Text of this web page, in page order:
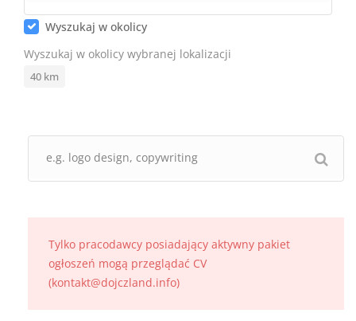
Wyszukaj w okolicy
Wyszukaj w okolicy wybranej lokalizacji
40 km
Tylko pracodawcy posiadający aktywny pakiet
ogłoszeń mogą przeglądać CV
(kontakt@dojczland.info)